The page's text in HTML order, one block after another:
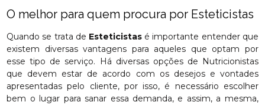
O melhor para quem procura por Esteticistas
Quando se trata de Esteticistas é importante entender que
existem diversas vantagens para aqueles que optam por
esse tipo de serviço. Há diversas opções de Nutricionistas
que devem estar de acordo com os desejos e vontades
apresentadas pelo cliente, por isso, é necessário escolher
bem o lugar para sanar essa demanda, e assim, a mesma,